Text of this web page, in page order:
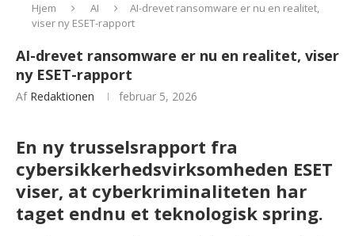
Hjem AI
AI-drevet ransomware er nu en realitet,
viser ny ESET-rapport
AI-drevet ransomware er nu en realitet, viser
ny ESET-rapport
Af Redaktionen februar 5, 2026
En ny trusselsrapport fra
cybersikkerhedsvirksomheden ESET
viser, at cyberkriminaliteten har
taget endnu et teknologisk spring.